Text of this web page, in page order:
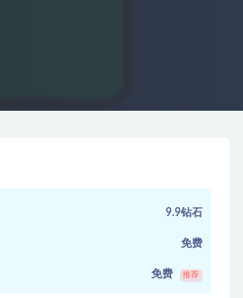
9.9钻石
免费
免费 推荐